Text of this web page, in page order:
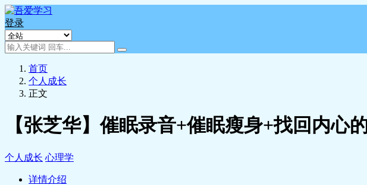
登录
首页
个人成长
正文
【张芝华】催眠录音+催眠瘦身+找回内心
个人成长 心理学
详情介绍